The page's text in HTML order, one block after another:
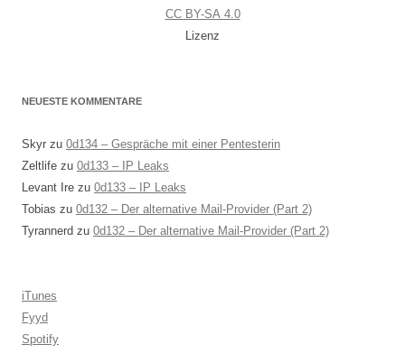
CC BY-SA 4.0
Lizenz
NEUESTE KOMMENTARE
Skyr zu 0d134 – Gespräche mit einer Pentesterin
Zeltlife zu 0d133 – IP Leaks
Levant Ire zu 0d133 – IP Leaks
Tobias zu 0d132 – Der alternative Mail-Provider (Part 2)
Tyrannerd zu 0d132 – Der alternative Mail-Provider (Part 2)
iTunes
Fyyd
Spotify